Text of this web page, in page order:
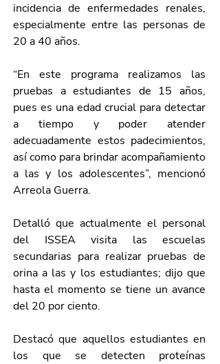
incidencia de enfermedades renales,
especialmente entre las personas de
20 a 40 años.
“En este programa realizamos las
pruebas a estudiantes de 15 años,
pues es una edad crucial para detectar
a tiempo y poder atender
adecuadamente estos padecimientos,
así como para brindar acompañamiento
a las y los adolescentes”, mencionó
Arreola Guerra.
Detalló que actualmente el personal
del ISSEA visita las escuelas
secundarias para realizar pruebas de
orina a las y los estudiantes; dijo que
hasta el momento se tiene un avance
del 20 por ciento.
Destacó que aquellos estudiantes en
los que se detecten proteínas